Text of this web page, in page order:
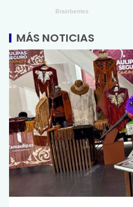
MÁS NOTICIAS